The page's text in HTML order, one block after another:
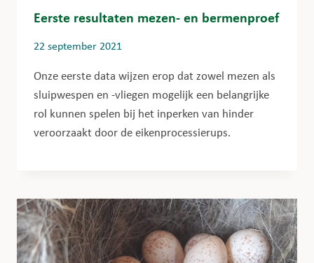
Eerste resultaten mezen- en bermenproef
22 september 2021
Onze eerste data wijzen erop dat zowel mezen als
sluipwespen en -vliegen mogelijk een belangrijke
rol kunnen spelen bij het inperken van hinder
veroorzaakt door de eikenprocessierups.